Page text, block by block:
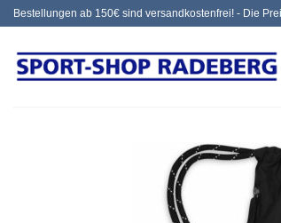
Zum
springen
Bestellungen ab 150€ sind versandkostenfrei! - Die